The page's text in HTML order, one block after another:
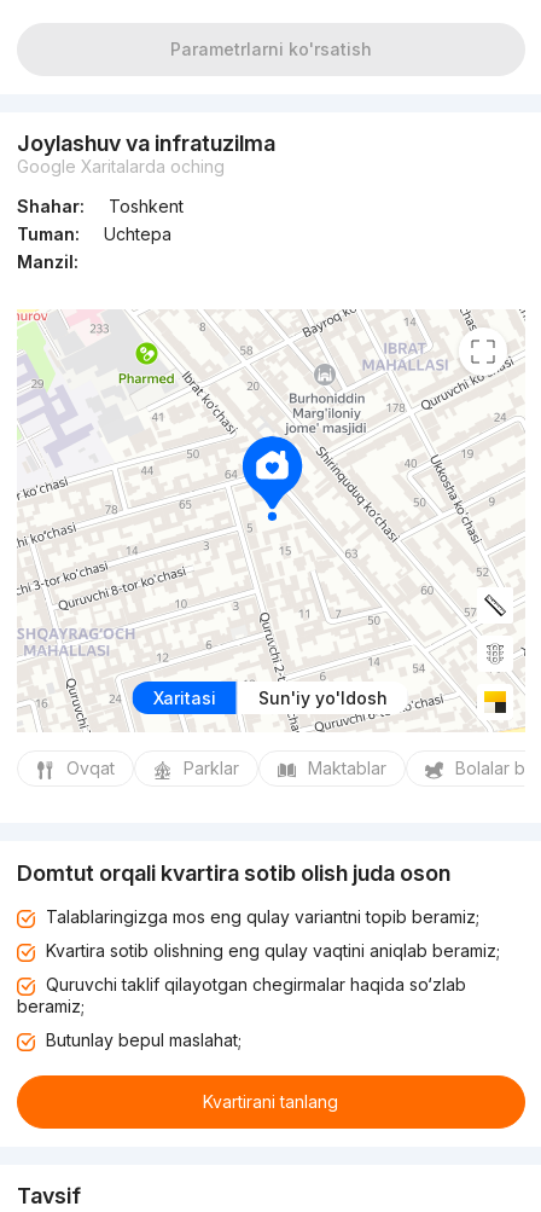
Parametrlarni ko'rsatish
Joylashuv va infratuzilma
Google Xaritalarda oching
Shahar:
Toshkent
Tuman:
Uchtepa
Manzil:
Xaritasi Sun'iy yo'ldosh
Ovqat Parklar Maktablar Bolalar
Domtut orqali kvartira sotib olish juda oson
Talablaringizga mos eng qulay variantni topib beramiz;
Kvartira sotib olishning eng qulay vaqtini aniqlab beramiz;
Quruvchi taklif qilayotgan chegirmalar haqida so‘zlab
beramiz;
Butunlay bepul maslahat;
Kvartirani tanlang
Tavsif